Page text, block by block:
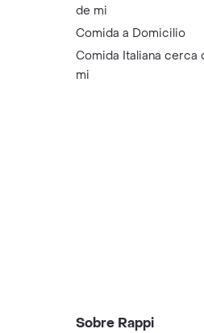
de mi
Comida a Domicilio
Comida Italiana cerca
mi
Sobre Rappi